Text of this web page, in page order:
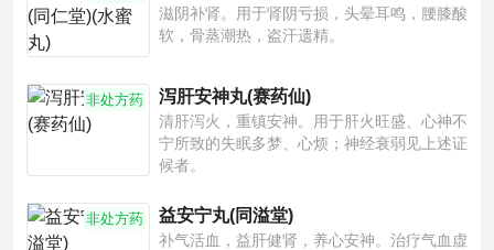
滋阴补肾。用于肾阴亏损，头晕耳鸣，腰膝酸
软，骨蒸潮热，盗汗遗精。
非处方药 泻肝安神丸(赛药仙)
清肝泻火，重镇安神。用于肝火旺盛、心神不
宁所致的失眠多梦、心烦；神经衰弱见上述证
候者。
非处方药 益安宁丸(同溢堂)
补气活血，益肝健肾，养心安神。治疗气血虚